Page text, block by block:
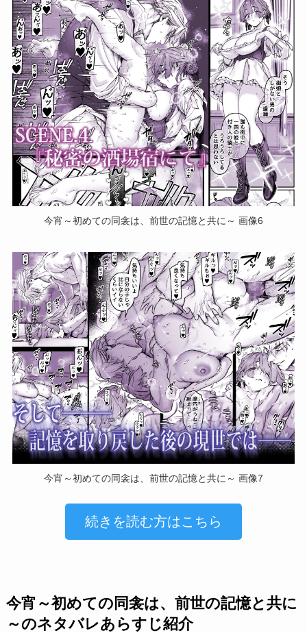
今宵～初めての同衾は、前世の記憶と共に～ 画像6
今宵～初めての同衾は、前世の記憶と共に～ 画像7
続きを読む方はこちら
今宵～初めての同衾は、前世の記憶と共に
～のネタバレあらすじ紹介